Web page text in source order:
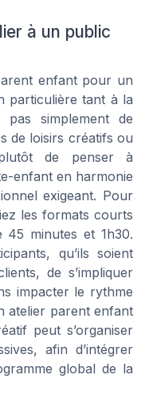
à un public
enfant pour un
particulière tant à la
simplement de
de loisirs créatifs ou
de penser à
enfant en harmonie
exigeant. Pour
les formats courts
45 minutes et 1h30.
qu’ils soient
de s’impliquer
impacter le rythme
atelier parent enfant
peut s’organiser
afin d’intégrer
global de la